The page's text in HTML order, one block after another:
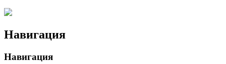
Навигация
Навигация